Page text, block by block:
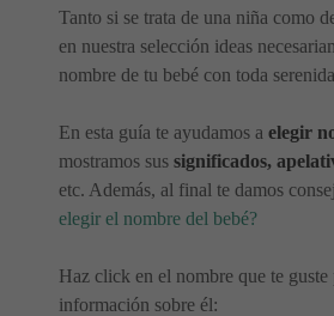
Tanto si se trata de una niña como
en nuestra selección ideas
nombre de tu bebé con toda
En esta guía te ayudamos a elegir
mostramos sus significados,
etc. Además, al final te damos
elegir el nombre del bebé?
Haz click en el nombre que te guste
información sobre él: